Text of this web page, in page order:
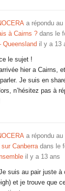
a répondu au
à Cairns ? dans le
Queensland il y a 13
le sujet !
hier a Cairns,
Je suis en
n’hésitez pas à
a répondu au
sur Canberradans le
il y a 13 ans
suis au pair juste à
et je trouve que